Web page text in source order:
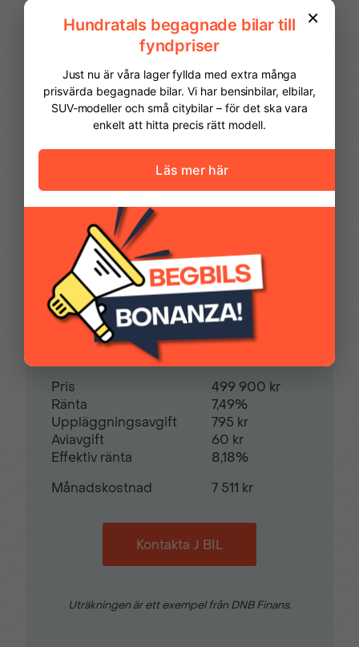
Parkeringssensorer
PEUGEOT SOS &
Connect
Pixel LED-strålkastare
Premium
tyg/halvläderklädsel
Regnsensor
Svart/grå tygklädsel
Uziris
Sätesvärme fram
Trafikskyltsavläsare Trådlös Apple CarPlay
Trötthetsvarnare Uppvärmd ratt
Varselljus i LED-
utförande
FINANSIERING
Vi hjälper dig att ordna finansiering av
din bil. Här kan du räkna ut din
månadskostnad och även göra en
ansökan online.
Kontantinsats
Avbetalningstid60månader
Restvärde0%
Pris
499 900 kr
Ränta
7,49%
Uppläggningsavgift
795 kr
Aviavgift
60 kr
Effektiv ränta
8,18%
Månadskostnad
7 511 kr
Kontakta J BIL
Uträkningen är ett exempel från DNB Finans.